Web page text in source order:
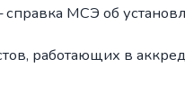
МСЭ об
работающих в